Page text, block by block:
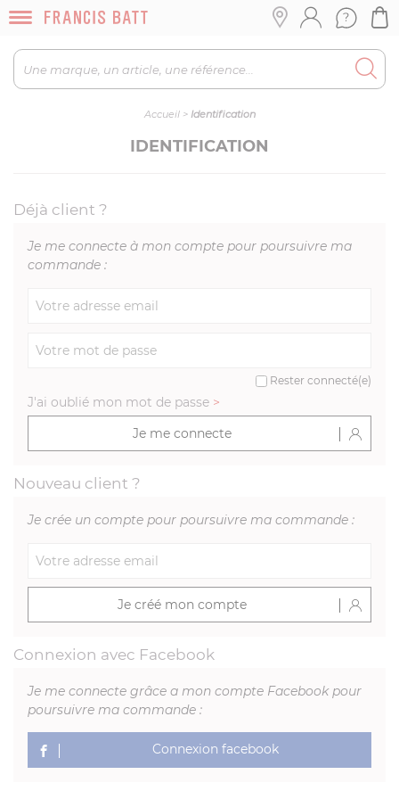
Accueil> Identification
IDENTIFICATION
Déjà client ?
Je me connecte à mon compte pour poursuivre ma
commande :
Rester connecté(e)
J'ai oublié mon mot de passe >
Je me connecte
Nouveau client ?
Je crée un compte pour poursuivre ma commande :
Je créé mon compte
Connexion avec Facebook
Je me connecte grâce a mon compte Facebook pour
poursuivre ma commande :
Connexion facebook